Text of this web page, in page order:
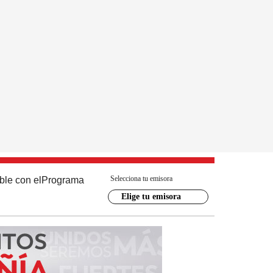
con el Programa Selecciona tu emisora
Elige tu emisora